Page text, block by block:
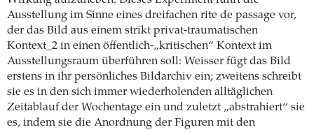
Ausstellung im Sinne eines dreifachen rite de passage vor,
der das Bild aus einem strikt privat-traumatischen
Kontext_2 in einen öffentlich-„kritischen“ Kontext im
Ausstellungsraum überführen soll: Weisser fügt das Bild
erstens in ihr persönliches Bildarchiv ein; zweitens schreibt
sie es in den sich immer wiederholenden alltäglichen
Zeitablauf der Wochentage ein und zuletzt „abstrahiert“ sie
es, indem sie die Anordnung der Figuren mit den